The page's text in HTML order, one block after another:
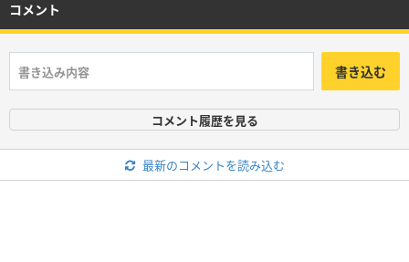
コメント
書き込む
コメント履歴を見る
最新のコメントを読み込む